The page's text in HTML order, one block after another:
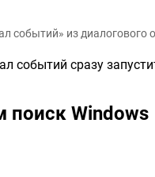
событий» из диалогового
событий сразу
поиск Windows